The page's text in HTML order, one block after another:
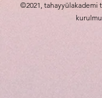
©2021, tahayyülakademi